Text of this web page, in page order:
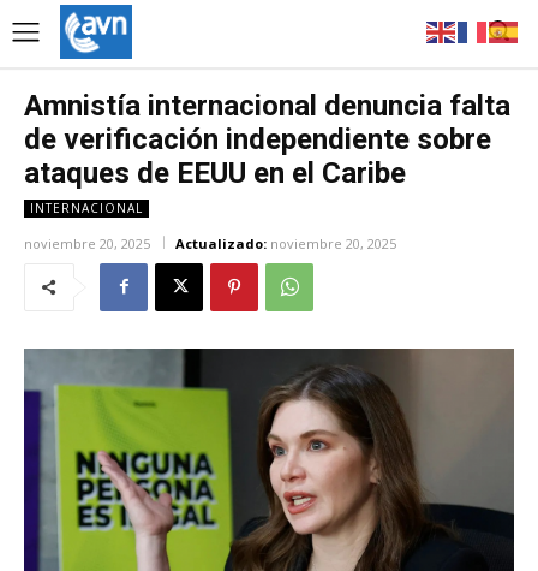
Amnistía internacional denuncia falta
de verificación independiente sobre
ataques de EEUU en el Caribe
INTERNACIONAL
noviembre 20, 2025 Actualizado: noviembre 20, 2025